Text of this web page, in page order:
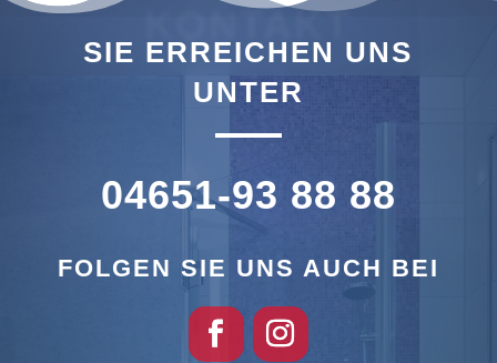
KONTAKT
SIE ERREICHEN UNS
UNTER
04651-93 88 88
FOLGEN SIE UNS AUCH BEI